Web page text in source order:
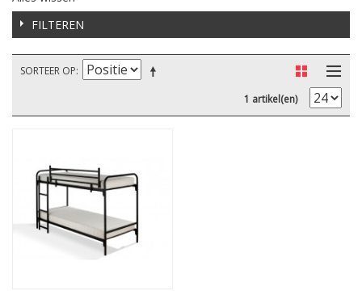
FILTEREN
SORTEER OP
1 artikel(en)